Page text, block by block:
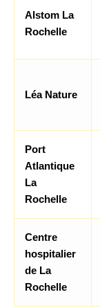
Alstom La
Rochelle
Léa Nature
Port
Atlantique
La
Rochelle
Centre
hospitalier
de La
Rochelle